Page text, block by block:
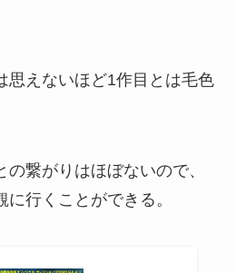
思えないほど1作目とは毛色
繋がりはほぼないので、
行くことができる。